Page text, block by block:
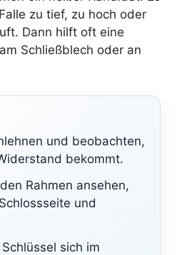
zu tief, zu hoch oder
Dann hilft oft eine
Schließblech oder an
und beobachten,
bekommt.
Rahmen ansehen,
und
sich im